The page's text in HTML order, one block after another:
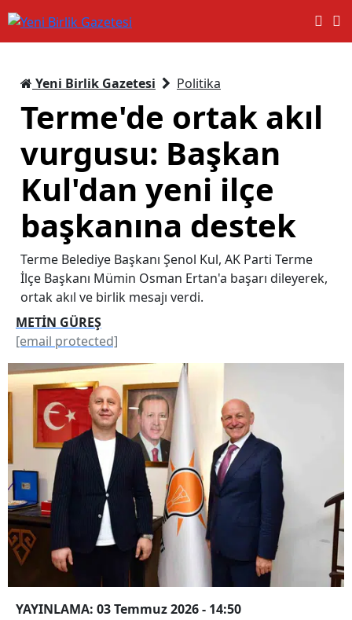
Yeni Birlik Gazetesi Politika
Terme'de ortak akıl
vurgusu: Başkan
Kul'dan yeni ilçe
başkanına destek
Terme Belediye Başkanı Şenol Kul, AK Parti Terme
İlçe Başkanı Mümin Osman Ertan'a başarı dileyerek,
ortak akıl ve birlik mesajı verdi.
METİN GÜREŞ
[email protected]
YAYINLAMA: 03 Temmuz 2026 - 14:50